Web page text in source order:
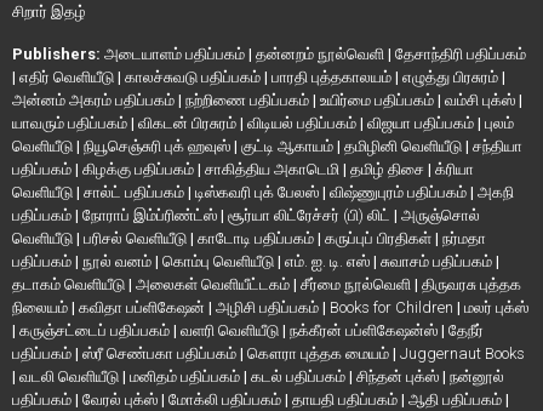
சிறார் இதழ்
Publishers: அடையாளம் பதிப்பகம் | தன்னறம் நூல்வெளி | தேசாந்திரி பதிப்பகம்
| எதிர் வெளியீடு | காலச்சுவடு பதிப்பகம் | பாரதி புத்தகாலயம் | எழுத்து பிரசுரம் |
அன்னம் அகரம் பதிப்பகம் | நற்றிணை பதிப்பகம் | உயிர்மை பதிப்பகம் | வம்சி புக்ஸ் |
யாவரும் பதிப்பகம் | விகடன் பிரசுரம் | விடியல் பதிப்பகம் | விஜயா பதிப்பகம் | புலம்
வெளியீடு | நியூசெஞ்சுரி புக் ஹவுஸ் | குட்டி ஆகாயம் | தமிழினி வெளியீடு | சந்தியா
பதிப்பகம் | கிழக்கு பதிப்பகம் | சாகித்திய அகாடெமி | தமிழ் திசை | க்ரியா
வெளியீடு | சால்ட் பதிப்பகம் | டிஸ்கவரி புக் பேலஸ் | விஷ்ணுபுரம் பதிப்பகம் | அகநி
பதிப்பகம் | நோராப் இம்ப்ரிண்ட்ஸ் | சூர்யா லிட்ரேச்சர் (பி) லிட் | அருஞ்சொல்
வெளியீடு | பரிசல் வெளியீடு | காடோடி பதிப்பகம் | கருப்புப் பிரதிகள் | நர்மதா
பதிப்பகம் | நூல் வனம் | கொம்பு வெளியீடு | எம். ஐ. டி. எஸ் | சுவாசம் பதிப்பகம் |
தடாகம் வெளியீடு | அலைகள் வெளியீட்டகம் | சீர்மை நூல்வெளி | திருவரசு புத்தக
நிலையம் | கவிதா பப்ளிகேஷன் | அழிசி பதிப்பகம் | Books for Children | மலர் புக்ஸ்
| கருஞ்சட்டைப் பதிப்பகம் | வளரி வெளியீடு | நக்கீரன் பப்ளிகேஷன்ஸ் | தேநீர்
பதிப்பகம் | ஸ்ரீ செண்பகா பதிப்பகம் | கௌரா புத்தக மையம் | Juggernaut Books
| வடலி வெளியீடு | மனிதம் பதிப்பகம் | கடல் பதிப்பகம் | சிந்தன் புக்ஸ் | நன்னூல்
பதிப்பகம் | வேரல் புக்ஸ் | மோக்லி பதிப்பகம் | தாயதி பதிப்பகம் | ஆதி பதிப்பகம் |